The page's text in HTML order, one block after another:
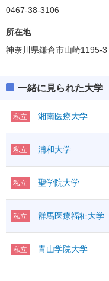
0467-38-3106
所在地
神奈川県鎌倉市山崎1195-3
一緒に見られた大学
私立 湘南医療大学
私立 浦和大学
私立 聖学院大学
私立 群馬医療福祉大学
私立 青山学院大学